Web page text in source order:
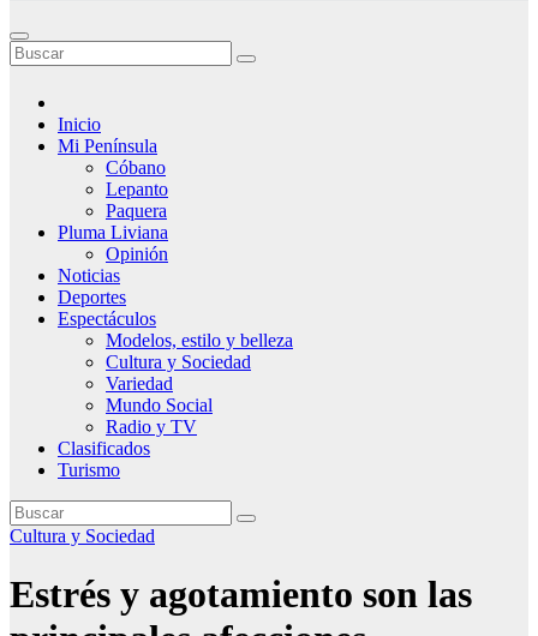
Inicio
Mi Península
Cóbano
Lepanto
Paquera
Pluma Liviana
Opinión
Noticias
Deportes
Espectáculos
Modelos, estilo y belleza
Cultura y Sociedad
Variedad
Mundo Social
Radio y TV
Clasificados
Turismo
Cultura y Sociedad
Estrés y agotamiento son las